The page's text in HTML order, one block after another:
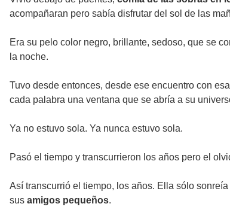
acompañaran pero sabía disfrutar del sol de las
Era su pelo color negro, brillante, sedoso, que se
la noche.
Tuvo desde entonces, desde ese encuentro con
cada palabra una ventana que se abría a su
Ya no estuvo sola. Ya nunca estuvo sola.
Pasó el tiempo y transcurrieron los años pero el
Así transcurrió el tiempo, los años. Ella sólo
sus amigos pequeños.